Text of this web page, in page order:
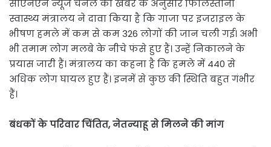
सीएनएन न्यूज चैनल की खबर के अनुसार फिलिस्तीनी
स्वास्थ्य मंत्रालय ने दावा किया है कि गाजा पर इजराइल के
भीषण हमले में कम से कम 326 लोगों की जान चली गई। अभी
भी तमाम लोग मलबे के नीचे फंसे हुए हैं। उन्हें निकालने के
प्रयास जारी हैं। मंत्रालय का कहना है कि हमले में 440 से
अधिक लोग घायल हुए हैं। इनमें से कुछ की स्थिति बहुत गंभीर
हैं।
बंधकों के परिवार चिंतित, नेतन्याहू से मिलने की मांग